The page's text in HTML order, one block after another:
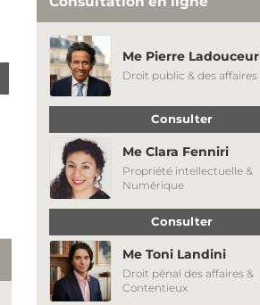
Me Pierre Ladouceur
Droit public & des affaires
Consulter
Me Clara Fenniri
Propriété intellectuelle &
Numérique
Consulter
Me Toni Landini
Droit pénal des affaires &
Contentieux